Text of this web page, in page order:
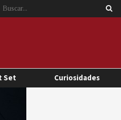
Set Curiosidades